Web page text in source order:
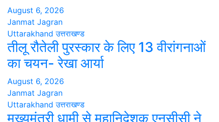
August 6, 2026
Janmat Jagran
Uttarakhand उत्तराखण्ड
तीलू रौतेली पुरस्कार के लिए 13 वीरांगनाओं
का चयन- रेखा आर्या
August 6, 2026
Janmat Jagran
Uttarakhand उत्तराखण्ड
मुख्यमंत्री धामी से महानिदेशक एनसीसी ने